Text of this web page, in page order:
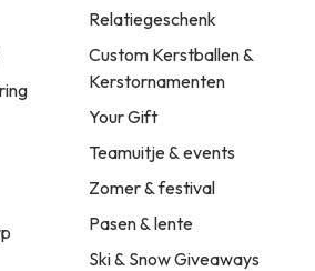
Relatiegeschenk
Custom Kerstballen &
Kerstornamenten
Your Gift
Teamuitje & events
Zomer & festival
Pasen & lente
Ski & Snow Giveaways